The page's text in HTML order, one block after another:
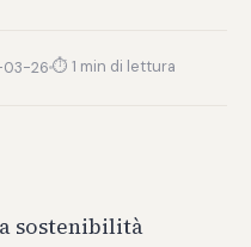
03-26 ⏱ 1 min di lettura
sostenibilità